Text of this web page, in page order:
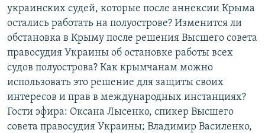
украинских судей, которые после аннексии Крыма
остались работать на полуострове? Изменится ли
обстановка в Крыму после решения Высшего совета
правосудия Украины об остановке работы всех
судов полуострова? Как крымчанам можно
использовать это решение для защиты своих
интересов и прав в международных инстанциях?
Гости эфира: Оксана Лысенко, спикер Высшего
совета правосудия Украины; Владимир Василенко,